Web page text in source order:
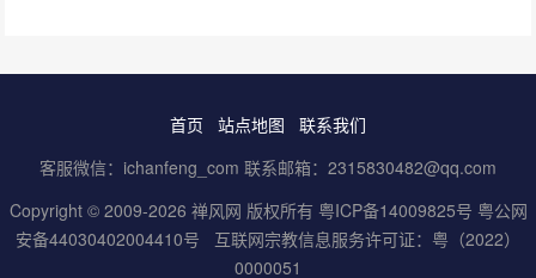
首页 站点地图
联系我们
客服微信：ichanfeng_com 联系邮箱：2315830482@qq.com
Copyright © 2009-2026 禅风网 版权所有 粤ICP备14009825号 粤公网
安备44030402004410号
互联网宗教信息服务许可证：粤（2022）
0000051